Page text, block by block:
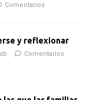
Comentarios
y reflexionar
Comentarios